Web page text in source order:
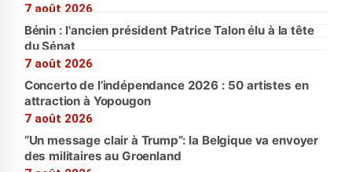
7 août 2026
Bénin : l'ancien président Patrice Talon élu à la tête
du Sénat
7 août 2026
Concerto de l’indépendance 2026 : 50 artistes en
attraction à Yopougon
7 août 2026
“Un message clair à Trump”: la Belgique va envoyer
des militaires au Groenland